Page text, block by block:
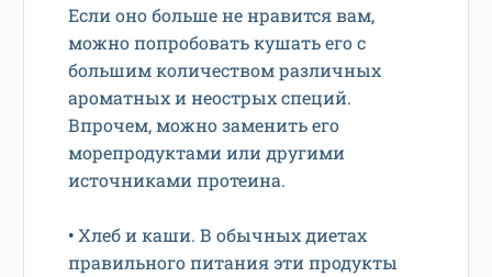
Если оно больше не нравится вам,
можно попробовать кушать его с
большим количеством различных
ароматных и неострых специй.
Впрочем, можно заменить его
морепродуктами или другими
источниками протеина.
• Хлеб и каши. В обычных диетах
правильного питания эти продукты